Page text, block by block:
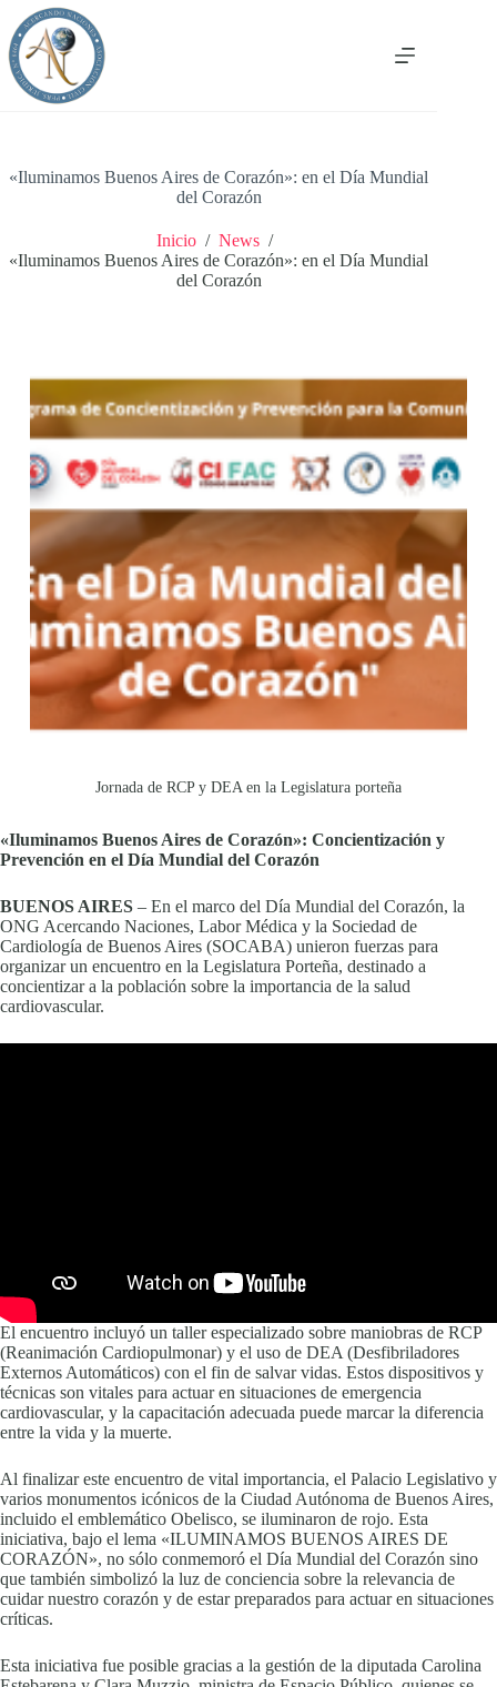
Saltar
contenido
«Iluminamos Buenos Aires de Corazón»: en el Día Mundial
del Corazón
Inicio / News /
«Iluminamos Buenos Aires de Corazón»: en el Día Mundial
del Corazón
Jornada de RCP y DEA en la Legislatura porteña
«Iluminamos Buenos Aires de Corazón»: Concientización y
Prevención en el Día Mundial del Corazón
BUENOS AIRES – En el marco del Día Mundial del Corazón, la
ONG Acercando Naciones, Labor Médica y la Sociedad de
Cardiología de Buenos Aires (SOCABA) unieron fuerzas para
organizar un encuentro en la Legislatura Porteña, destinado a
concientizar a la población sobre la importancia de la salud
cardiovascular.
El encuentro incluyó un taller especializado sobre maniobras de RCP
(Reanimación Cardiopulmonar) y el uso de DEA (Desfibriladores
Externos Automáticos) con el fin de salvar vidas. Estos dispositivos y
técnicas son vitales para actuar en situaciones de emergencia
cardiovascular, y la capacitación adecuada puede marcar la diferencia
entre la vida y la muerte.
Al finalizar este encuentro de vital importancia, el Palacio Legislativo y
varios monumentos icónicos de la Ciudad Autónoma de Buenos Aires,
incluido el emblemático Obelisco, se iluminaron de rojo. Esta
iniciativa, bajo el lema «ILUMINAMOS BUENOS AIRES DE
CORAZÓN», no sólo conmemoró el Día Mundial del Corazón sino
que también simbolizó la luz de conciencia sobre la relevancia de
cuidar nuestro corazón y de estar preparados para actuar en situaciones
críticas.
Esta iniciativa fue posible gracias a la gestión de la diputada Carolina